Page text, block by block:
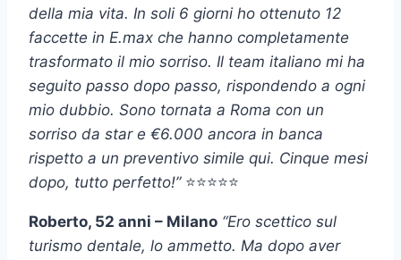
della mia vita. In soli 6 giorni ho ottenuto 12
faccette in E.max che hanno completamente
trasformato il mio sorriso. Il team italiano mi ha
seguito passo dopo passo, rispondendo a ogni
mio dubbio. Sono tornata a Roma con un
sorriso da star e €6.000 ancora in banca
rispetto a un preventivo simile qui. Cinque mesi
dopo, tutto perfetto!”⭐⭐⭐⭐⭐
Roberto, 52 anni – Milano “Ero scettico sul
turismo dentale, lo ammetto. Ma dopo aver